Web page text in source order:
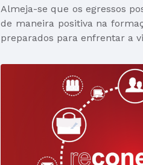
Almeja-se que os egressos
de maneira positiva na
preparados para enfrentar a